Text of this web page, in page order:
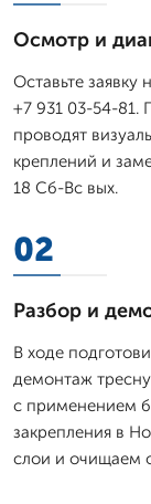
Осмотр и
Оставьте
+7 931 03-54-81.
проводят
креплений и
18 Сб-Вс вых.
02
Разбор и
В ходе
демонтаж
с применением
закрепления в
слои и очищаем